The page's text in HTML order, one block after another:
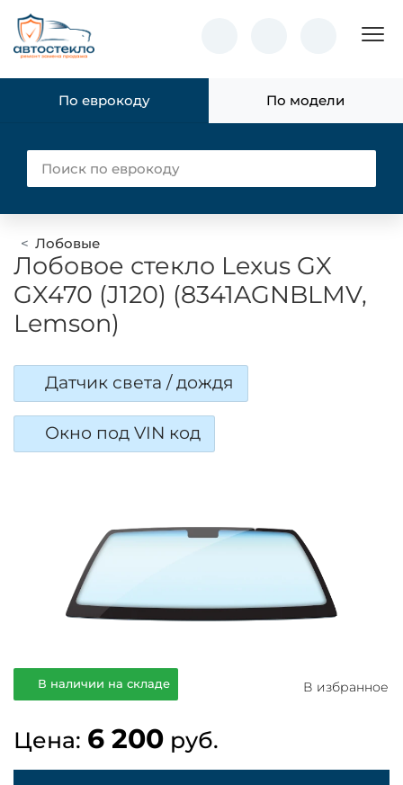
По еврокоду По модели
Лобовые
Лобовое стекло Lexus GX
GX470 (J120) (8341AGNBLMV,
Lemson)
Датчик света / дождя
Окно под VIN код
В наличии на складе В избранное
Цена: 6 200 руб.